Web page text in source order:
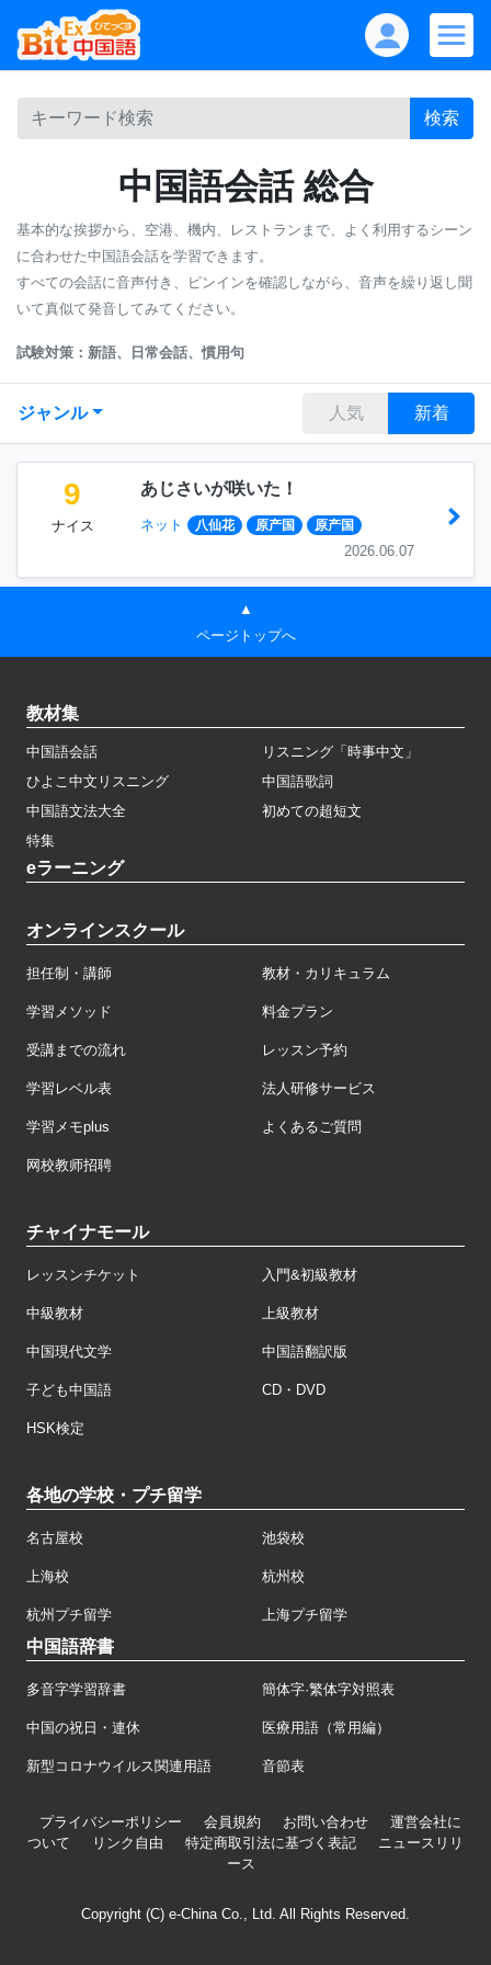
検索
中国語会話 総合
基本的な挨拶から、空港、機内、レストランまで、よく利用するシーン
に合わせた中国語会話を学習できます。
すべての会話に音声付き、ピンインを確認しながら、音声を繰り返し聞
いて真似て発音してみてください。
試験対策：新語、日常会話、慣用句
ジャンル 人気 新着
9
ナイス
あじさいが咲いた！
ネット 八仙花 原产国 原产国
2026.06.07
▲
ページトップへ
教材集
中国語会話
リスニング「時事中文」
ひよこ中文リスニング
中国語歌詞
中国語文法大全
初めての超短文
特集
eラーニング
オンラインスクール
担任制・講師 教材・カリキュラム
学習メソッド 料金プラン
受講までの流れ レッスン予約
学習レベル表 法人研修サービス
学習メモplus よくあるご質問
网校教师招聘
チャイナモール
レッスンチケット 入門&初級教材
中級教材 上級教材
中国現代文学 中国語翻訳版
子ども中国語 CD・DVD
HSK検定
各地の学校・プチ留学
名古屋校 池袋校
上海校 杭州校
杭州プチ留学 上海プチ留学
中国語辞書
多音字学習辞書 簡体字·繁体字対照表
中国の祝日・連休 医療用語（常用編）
新型コロナウイルス関連用語 音節表
プライバシーポリシー 会員規約 お問い合わせ
運営会社に
ついて
リンク自由 特定商取引法に基づく表記
ニュースリリ
ース
Copyright (C) e-China Co., Ltd. All Rights Reserved.